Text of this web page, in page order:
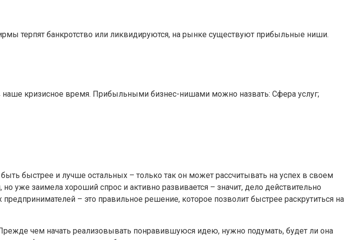
терпят банкротство или ликвидируются, на рынке существуют прибыльные ниши.
кризисное время. Прибыльными бизнес-нишами можно назвать: Сфера услуг;
быстрее и лучше остальных – только так он может рассчитывать на успех в своем
уже заимела хороший спрос и активно развивается – значит, дело действительно
– это правильное решение, которое позволит быстрее раскрутиться на
чем начать реализовывать понравившуюся идею, нужно подумать, будет ли она